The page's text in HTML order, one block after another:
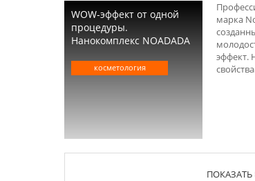
WOW-эффект от одной
процедуры.
Нанокомплекс NOADADA
косметология
марка
эффект.